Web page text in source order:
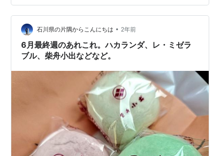
う。かつて加賀藩では冬場に積もった雪を氷室に保存
し、夏の「氷室開き」の日に取り出して幕府に献上して
いた。その際に無病息災を願って麦まんじゅうを食べて
いた慣習が、今も受け継がれている。７月１日が近づく
と和菓子店ではいっせいに氷室まんじゅうを売り出す。
石川県の片隅からこんにちは • 2年前
6月最終週のあれこれ。ハカランダ、レ・ミゼラ
ブル、柴舟小出などなど。